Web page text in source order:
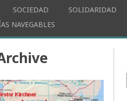
SOCIEDAD SOLIDARIDAD
NAVEGABLES